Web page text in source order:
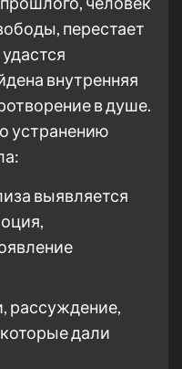
перестает
внутренняя
в душе.
устранению
выявляется
рассуждение,
дали